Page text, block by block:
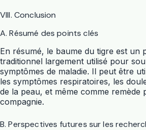
VIII. Conclusion
A. Résumé des points clés
En résumé, le baume du tigre est un
traditionnel largement utilisé pour
symptômes de maladie. Il peut être
les symptômes respiratoires, les
de la peau, et même comme remède
compagnie.
B. Perspectives futures sur les